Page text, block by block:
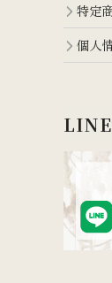
特定
個人
LINE